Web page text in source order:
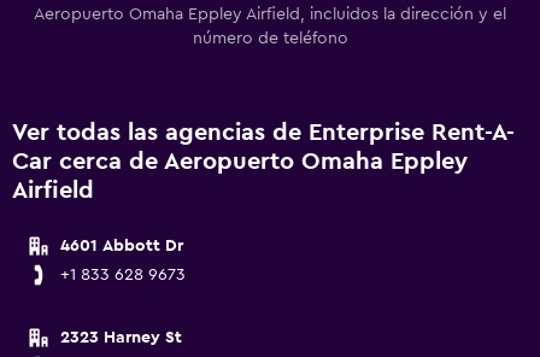
Aeropuerto Omaha Eppley Airfield, incluidos la dirección y el
número de teléfono
Ver todas las agencias de Enterprise Rent-A-
Car cerca de Aeropuerto Omaha Eppley
Airfield
4601 Abbott Dr
+1 833 628 9673
2323 Harney St